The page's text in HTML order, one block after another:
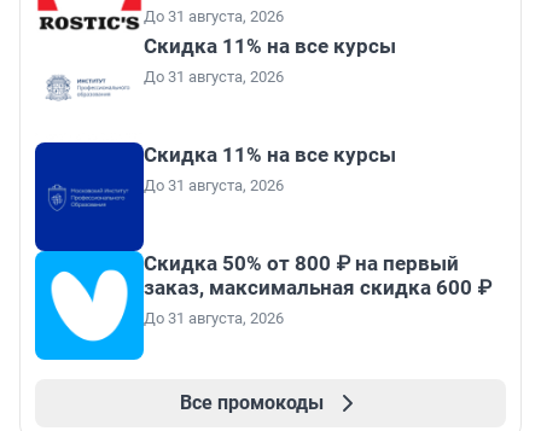
До 31 августа, 2026
Скидка 11% на все курсы
До 31 августа, 2026
Скидка 11% на все курсы
До 31 августа, 2026
Скидка 50% от 800 ₽ на первый
заказ, максимальная скидка 600 ₽
До 31 августа, 2026
Все промокоды